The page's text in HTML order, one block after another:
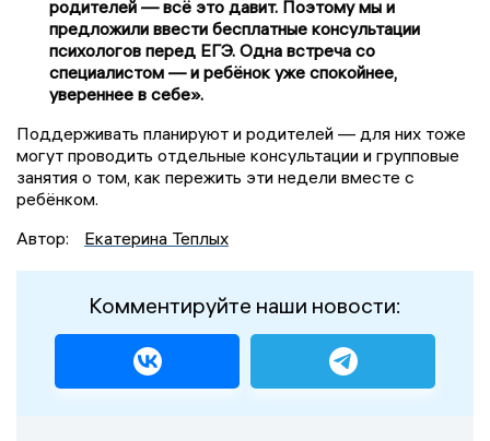
родителей — всё это давит. Поэтому мы и
предложили ввести бесплатные консультации
психологов перед ЕГЭ. Одна встреча со
специалистом — и ребёнок уже спокойнее,
увереннее в себе».
Поддерживать планируют и родителей — для них тоже
могут проводить отдельные консультации и групповые
занятия о том, как пережить эти недели вместе с
ребёнком.
Автор:
Екатерина Теплых
Комментируйте наши новости: